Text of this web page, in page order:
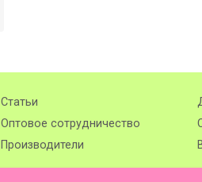
Статьи
Оптовое сотрудничество
Производители